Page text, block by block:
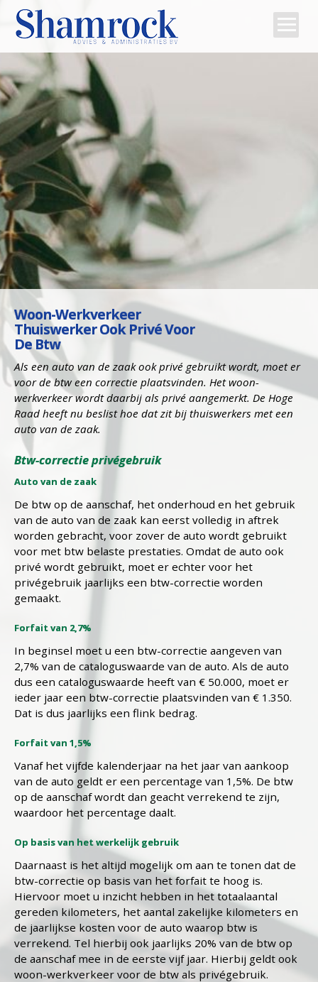
Home
Team
Diensten
Tips
Contact
Woon-Werkverkeer
Thuiswerker Ook Privé Voor
De Btw
Als een auto van de zaak ook privé gebruikt wordt, moet er
voor de btw een correctie plaatsvinden. Het woon-
werkverkeer wordt daarbij als privé aangemerkt. De Hoge
Raad heeft nu beslist hoe dat zit bij thuiswerkers met een
auto van de zaak.
Btw-correctie privégebruik
Auto van de zaak
De btw op de aanschaf, het onderhoud en het gebruik
van de auto van de zaak kan eerst volledig in aftrek
worden gebracht, voor zover de auto wordt gebruikt
voor met btw belaste prestaties. Omdat de auto ook
privé wordt gebruikt, moet er echter voor het
privégebruik jaarlijks een btw-correctie worden
gemaakt.
Forfait van 2,7%
In beginsel moet u een btw-correctie aangeven van
2,7% van de cataloguswaarde van de auto. Als de auto
dus een cataloguswaarde heeft van € 50.000, moet er
ieder jaar een btw-correctie plaatsvinden van € 1.350.
Dat is dus jaarlijks een flink bedrag.
Forfait van 1,5%
Vanaf het vijfde kalenderjaar na het jaar van aankoop
van de auto geldt er een percentage van 1,5%. De btw
op de aanschaf wordt dan geacht verrekend te zijn,
waardoor het percentage daalt.
Op basis van het werkelijk gebruik
Daarnaast is het altijd mogelijk om aan te tonen dat de
btw-correctie op basis van het forfait te hoog is.
Hiervoor moet u inzicht hebben in het totaalaantal
gereden kilometers, het aantal zakelijke kilometers en
de jaarlijkse kosten voor de auto waarop btw is
verrekend. Tel hierbij ook jaarlijks 20% van de btw op
de aanschaf mee in de eerste vijf jaar. Hierbij geldt ook
woon-werkverkeer voor de btw als privégebruik.